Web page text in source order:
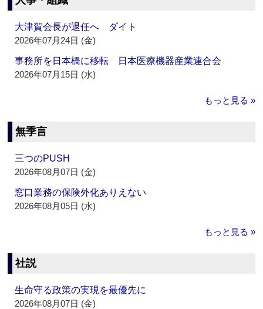
大津賀会長が退任へ ダイト
2026年07月24日 (金)
事務所を日本橋に移転 日本医療機器産業連合会
2026年07月15日 (水)
もっと見る »
無季言
三つのPUSH
2026年08月07日 (金)
窓口業務の保険外化ありえない
2026年08月05日 (水)
もっと見る »
社説
生命守る政策の実現を最優先に
2026年08月07日 (金)